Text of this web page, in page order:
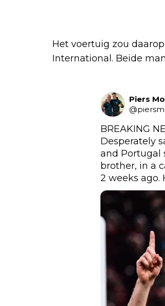
Het voertuig zou
International. Beide
Piers
@
BREAKING
Desperately
and Portugal
brother, in a
2 weeks ago.